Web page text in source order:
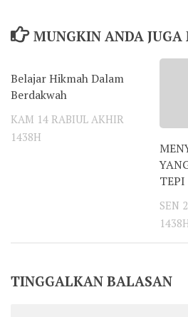
MUNGKIN ANDA
Belajar Hikmah Dalam
Berdakwah
KAM 14 RABIUL AKHIR
1438H
TEPI
SEN
TINGGALKAN BALASAN